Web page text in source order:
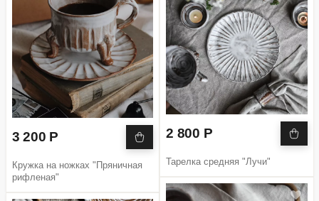
3 200 Р
Кружка на ножках "Пряничная
рифленая"
2 800 Р
Тарелка средняя "Лучи"